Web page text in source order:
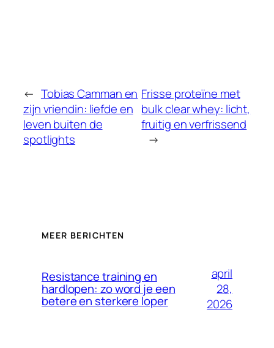
← Tobias Camman en
zijn vriendin: liefde en
leven buiten de
spotlights
Frisse proteïne met
bulk clear whey: licht,
fruitig en verfrissend
→
MEER BERICHTEN
Resistance training en
hardlopen: zo word je een
betere en sterkere loper
april
28,
2026